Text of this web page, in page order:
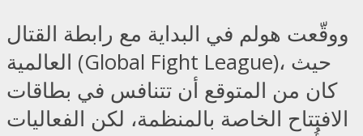
ووقّعت هولم في البداية مع رابطة القتال
العالمية (Global Fight League)، حيث
كان من المتوقع أن تتنافس في بطاقات
الافتتاح الخاصة بالمنظمة، لكن الفعاليات